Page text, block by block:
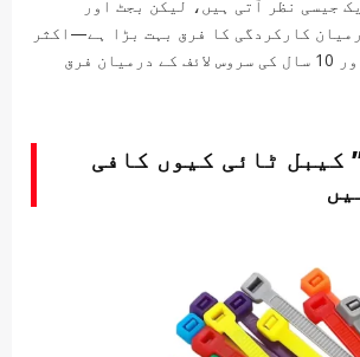
جیسی نظر آتی ہیں، لیکن بجٹ اور
کارکردگی کا فرق بہت بڑا ہے—اکثر
3 ماہ کی ناکامی اور 10 سال کی سروس لائف کے درمیان فرق
کیبل ٹائی کیوں کافی